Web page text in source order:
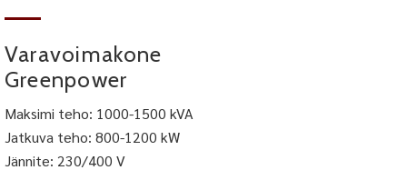
Varavoimakone
Greenpower
Maksimi teho: 1000-1500 kVA
Jatkuva teho: 800-1200 kW
Jännite: 230/400 V